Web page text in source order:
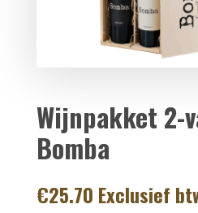
Wijnpakket 2-
Bomba
€25.70 Exclusief
Wijnpakket